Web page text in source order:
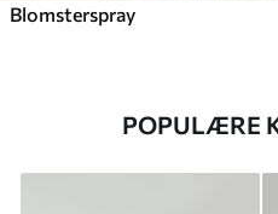
Blomsterspray
POPULÆRE